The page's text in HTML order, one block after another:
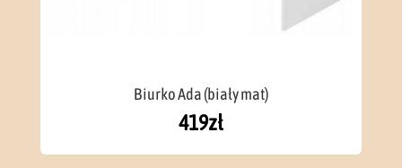
Biurko Ada (biały mat)
419zł